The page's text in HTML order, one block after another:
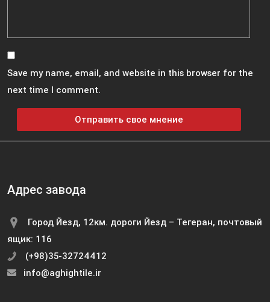
Save my name, email, and website in this browser for the
next time I comment.
Адрес завода
Город Йезд, 12км. дороги Йезд – Тегеран, почтовый
ящик: 116
(+98)35-32724412
info@aghightile.ir